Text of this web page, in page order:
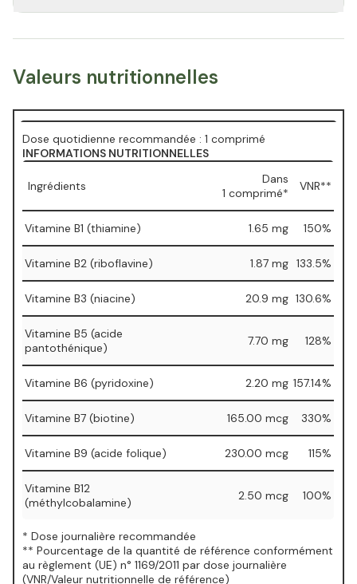
Valeurs nutritionnelles
Dose quotidienne recommandée : 1 comprimé
INFORMATIONS NUTRITIONNELLES
Ingrédients
Dans
1 comprimé*
VNR**
Vitamine B1 (thiamine) 1.65 mg 150%
Vitamine B2 (riboflavine) 1.87 mg 133.5%
Vitamine B3 (niacine) 20.9 mg 130.6%
Vitamine B5 (acide
pantothénique)
7.70 mg 128%
Vitamine B6 (pyridoxine) 2.20 mg 157.14%
Vitamine B7 (biotine) 165.00 mcg 330%
Vitamine B9 (acide folique) 230.00 mcg 115%
Vitamine B12
(méthylcobalamine)
2.50 mcg 100%
* Dose journalière recommandée
** Pourcentage de la quantité de référence conformément
au règlement (UE) n° 1169/2011 par dose journalière
(VNR/Valeur nutritionnelle de référence)